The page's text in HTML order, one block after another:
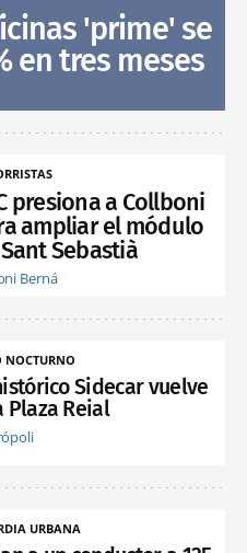
'prime' se
en tres meses
presiona a Collboni
ampliar el módulo
Sebastià
Berná
NOCTURNO
Sidecar vuelve
Plaza Reial
URBANA